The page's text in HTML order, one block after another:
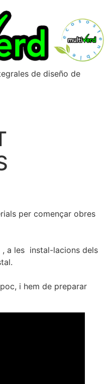
de diseño de
per començar obres
, a les instal-lacions dels
i hem de preparar